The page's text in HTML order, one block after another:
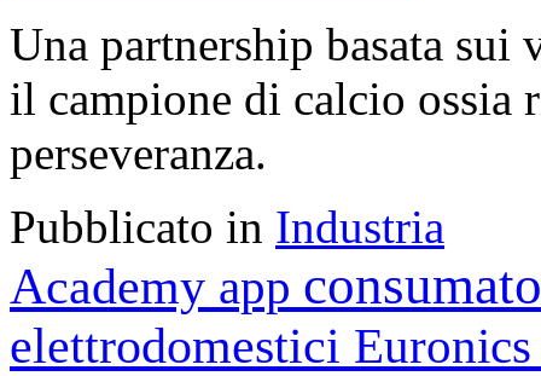
Una partnership basata sui
il campione di calcio ossia
perseveranza.
Pubblicato in Industria
Academy app
elettrodomestici